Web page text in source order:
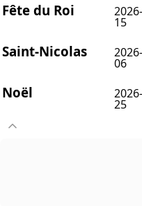
Fête du Roi
15
Saint-Nicolas
06
Noël
25